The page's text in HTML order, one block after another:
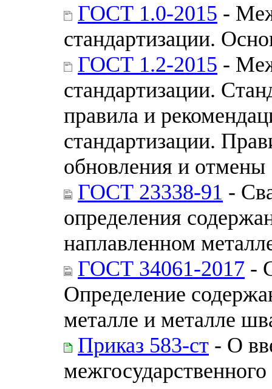
ГОСТ 1.0-2015 -
стандартизации.
ГОСТ 1.2-2015 -
стандартизации.
правила и
стандартизации.
обновления и отмены
ГОСТ 23338-91 -
определения
наплавленном
ГОСТ 34061-2017 -
Определение
металле и металле
Приказ 583-ст - О
межгосударственного